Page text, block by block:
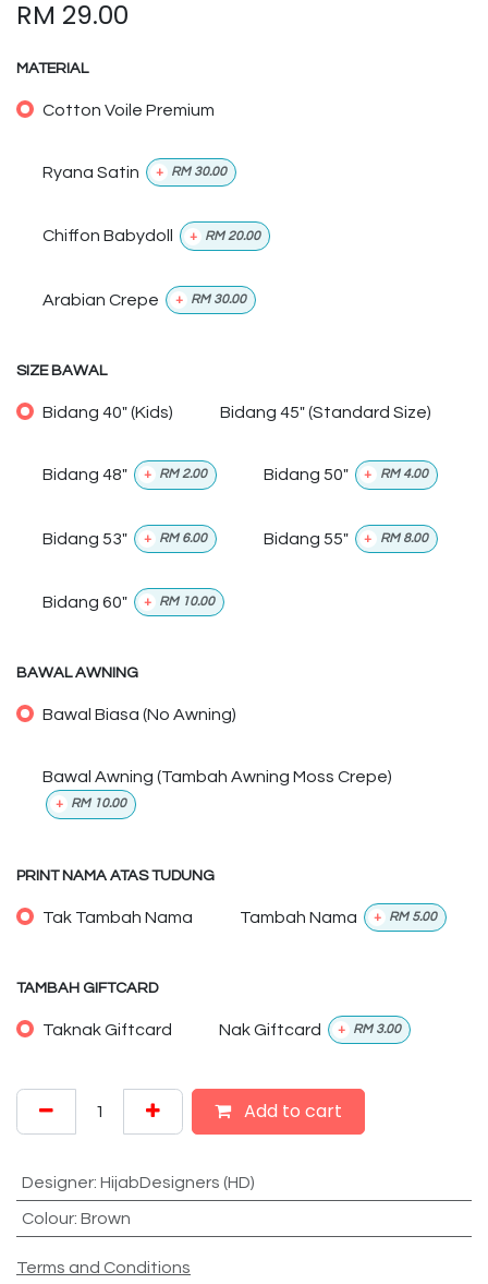
RM 29.00
MATERIAL
Cotton Voile Premium
Ryana Satin + RM 30.00
Chiffon Babydoll + RM 20.00
Arabian Crepe + RM 30.00
SIZE BAWAL
Bidang 40" (Kids) Bidang 45" (Standard Size)
Bidang 48" + RM2.00 Bidang 50" + RM 4.00
Bidang 53" + RM 6.00 Bidang 55" + RM 8.00
Bidang 60" + RM 10.00
BAWAL AWNING
Bawal Biasa (No Awning)
Bawal Awning (Tambah Awning Moss Crepe)
+ RM 10.00
PRINT NAMA ATAS TUDUNG
Tak Tambah Nama Tambah Nama + RM 5.00
TAMBAH GIFTCARD
Taknak Giftcard Nak Giftcard + RM 3.00
Add to cart
Designer: HijabDesigners (HD)
Colour: Brown
Terms and Conditions